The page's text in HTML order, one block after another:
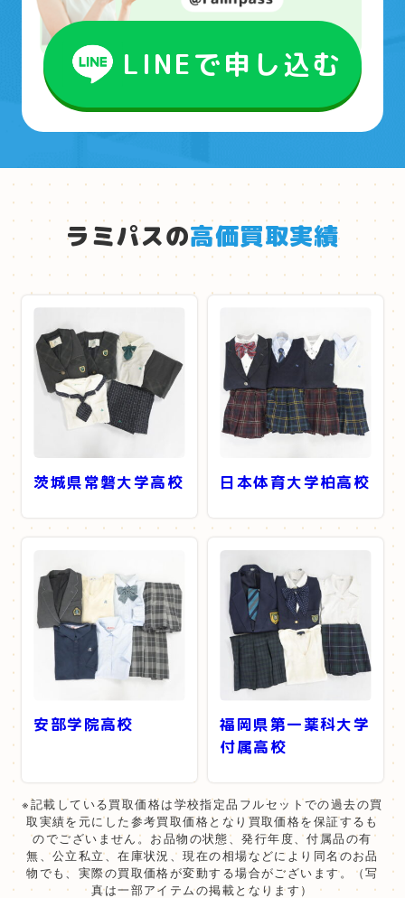
LINEで申し込む
ラミパスの高価買取実績
茨城県常磐大学高校 日本体育大学柏高校
安部学院高校
福岡県第一薬科大学
付属高校
※記載している買取価格は学校指定品フルセットでの過去の買
取実績を元にした参考買取価格となり買取価格を保証するも
のでございません。お品物の状態、発行年度、付属品の有
無、公立私立、在庫状況、現在の相場などにより同名のお品
物でも、実際の買取価格が変動する場合がございます。（写
真は一部アイテムの掲載となります）